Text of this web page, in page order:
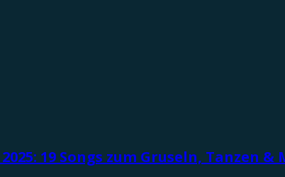
19 Songs zum Gruseln, Tanzen &